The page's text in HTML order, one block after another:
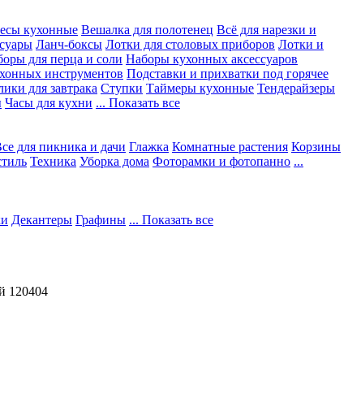
кухонные Вешалка для полотенец Всё для нарезки и
Ланч-боксы Лотки для столовых приборов Лотки и
для перца и соли Наборы кухонных аксессуаров
инструментов Подставки и прихватки под горячее
для завтрака Ступки Таймеры кухонные Тендерайзеры
Часы для кухни ... Показать все
для пикника и дачи Глажка Комнатные растения Корзины
Техника Уборка дома Фоторамки и фотопанно ...
Декантеры Графины ... Показать все
120404